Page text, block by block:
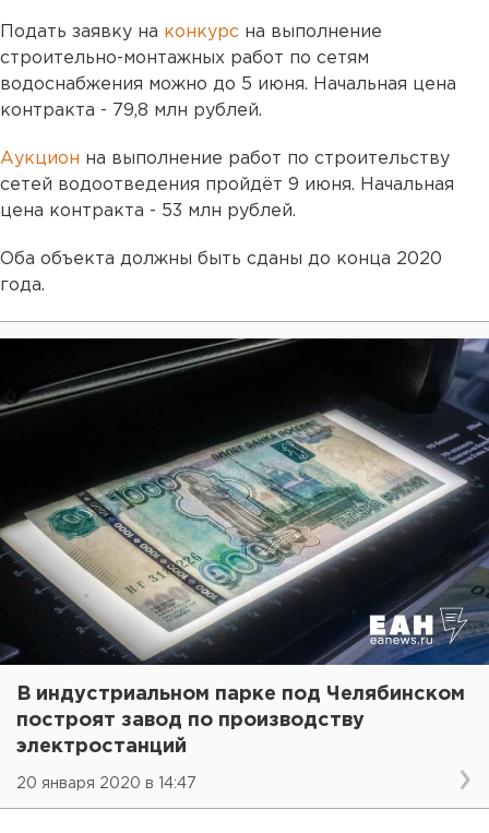
Подать заявку на конкурс на выполнение
строительно-монтажных работ по сетям
водоснабжения можно до 5 июня. Начальная цена
контракта - 79,8 млн рублей.
Аукцион на выполнение работ по строительству
сетей водоотведения пройдёт 9 июня. Начальная
цена контракта - 53 млн рублей.
Оба объекта должны быть сданы до конца 2020
года.
В индустриальном парке под Челябинском
построят завод по производству
электростанций
20 января 2020 в 14:47